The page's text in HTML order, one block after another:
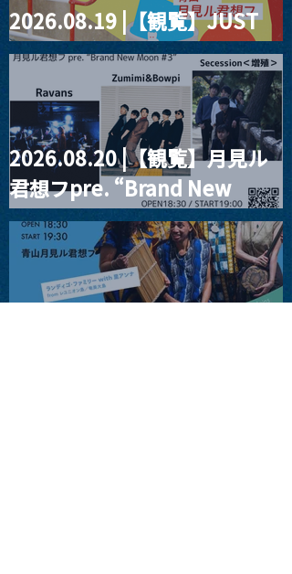
2026.08.19 |【観覧】JUST
RIGHT!! vol.27
2026.08.20 |【観覧】月見ル
君想フpre. “Brand New
Moon #3”